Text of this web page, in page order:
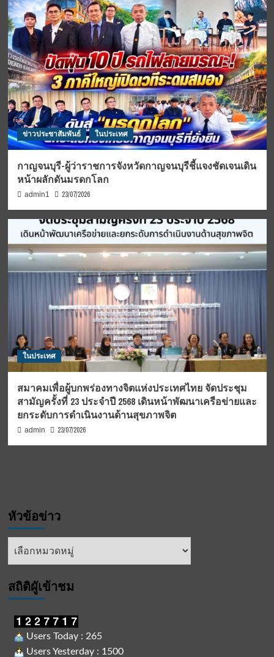
ข่าวประชาสัมพันธ์ ในประเทศ
กาญจนบุรี-ผู้ว่าราชการจังหวัดกาญจนบุรีชี้แจงชัดเจนเดิน
หน้าผลักดันมรดกโลก
admin1 23/07/2026
ในประเทศ
สมาคมเพื่อผู้บกพร่องทางจิตแห่งประเทศไทย จัดประชุม
สามัญครั้งที่ 23 ประจำปี 2568 เดินหน้าพัฒนาเครือข่ายและ
ยกระดับการดำเนินงานด้านสุขภาพจิต
admin 23/07/2026
หัวข้อข่าว
หัวข้อ
สถิติผูัเข้าชม
Users Today : 265
Users Yesterday : 1500